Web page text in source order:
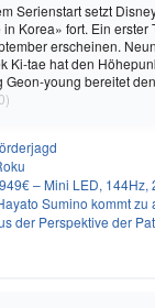
Serienstart setzt
Korea» fort. Ein erster
erscheinen.
Ki-tae hat den
young bereitet
– Mini LED, 144Hz,
Sumino kommt zu
der Perspektive der